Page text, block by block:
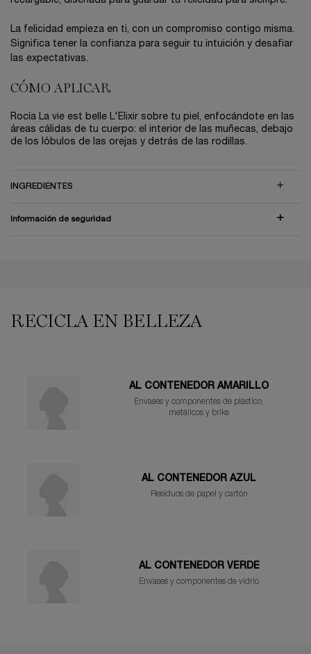
La felicidad empieza en ti, con un compromiso contigo misma.
Significa tener la confianza para seguir tu intuición y desafiar
las expectativas.​
CÓMO APLICAR
Rocía La vie est belle L'Elixir sobre tu piel, enfocándote en las
áreas cálidas de tu cuerpo: el interior de las muñecas, debajo
de los lóbulos de las orejas y detrás de las rodillas.
INGREDIENTES
Información de seguridad
RECICLA EN BELLEZA
AL CONTENEDOR AMARILLO
Envases y componentes de plástico,
metálicos y briks
AL CONTENEDOR AZUL
Residuos de papel y cartón
AL CONTENEDOR VERDE
Envases y componentes de vidrio